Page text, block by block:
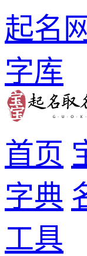
起名
字库
首页
字典
工具